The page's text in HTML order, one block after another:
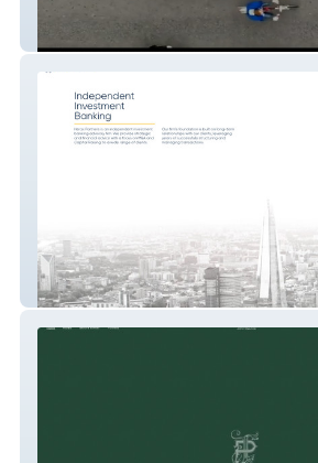
CITYCYCLECLUB
heraxpartners